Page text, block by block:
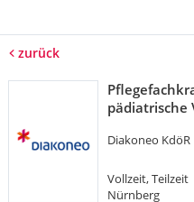
zurück
pädiatrische
Diakoneo KdöR
Vollzeit, Teilzeit
Nürnberg